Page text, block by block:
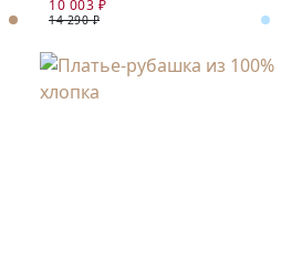
ХЛОПКОВОЙ ТКАНИ
10 003 ₽
14 290 ₽